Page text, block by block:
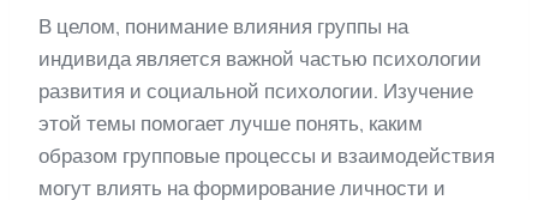
В целом, понимание влияния группы на
индивида является важной частью психологии
развития и социальной психологии. Изучение
этой темы помогает лучше понять, каким
образом групповые процессы и взаимодействия
могут влиять на формирование личности и